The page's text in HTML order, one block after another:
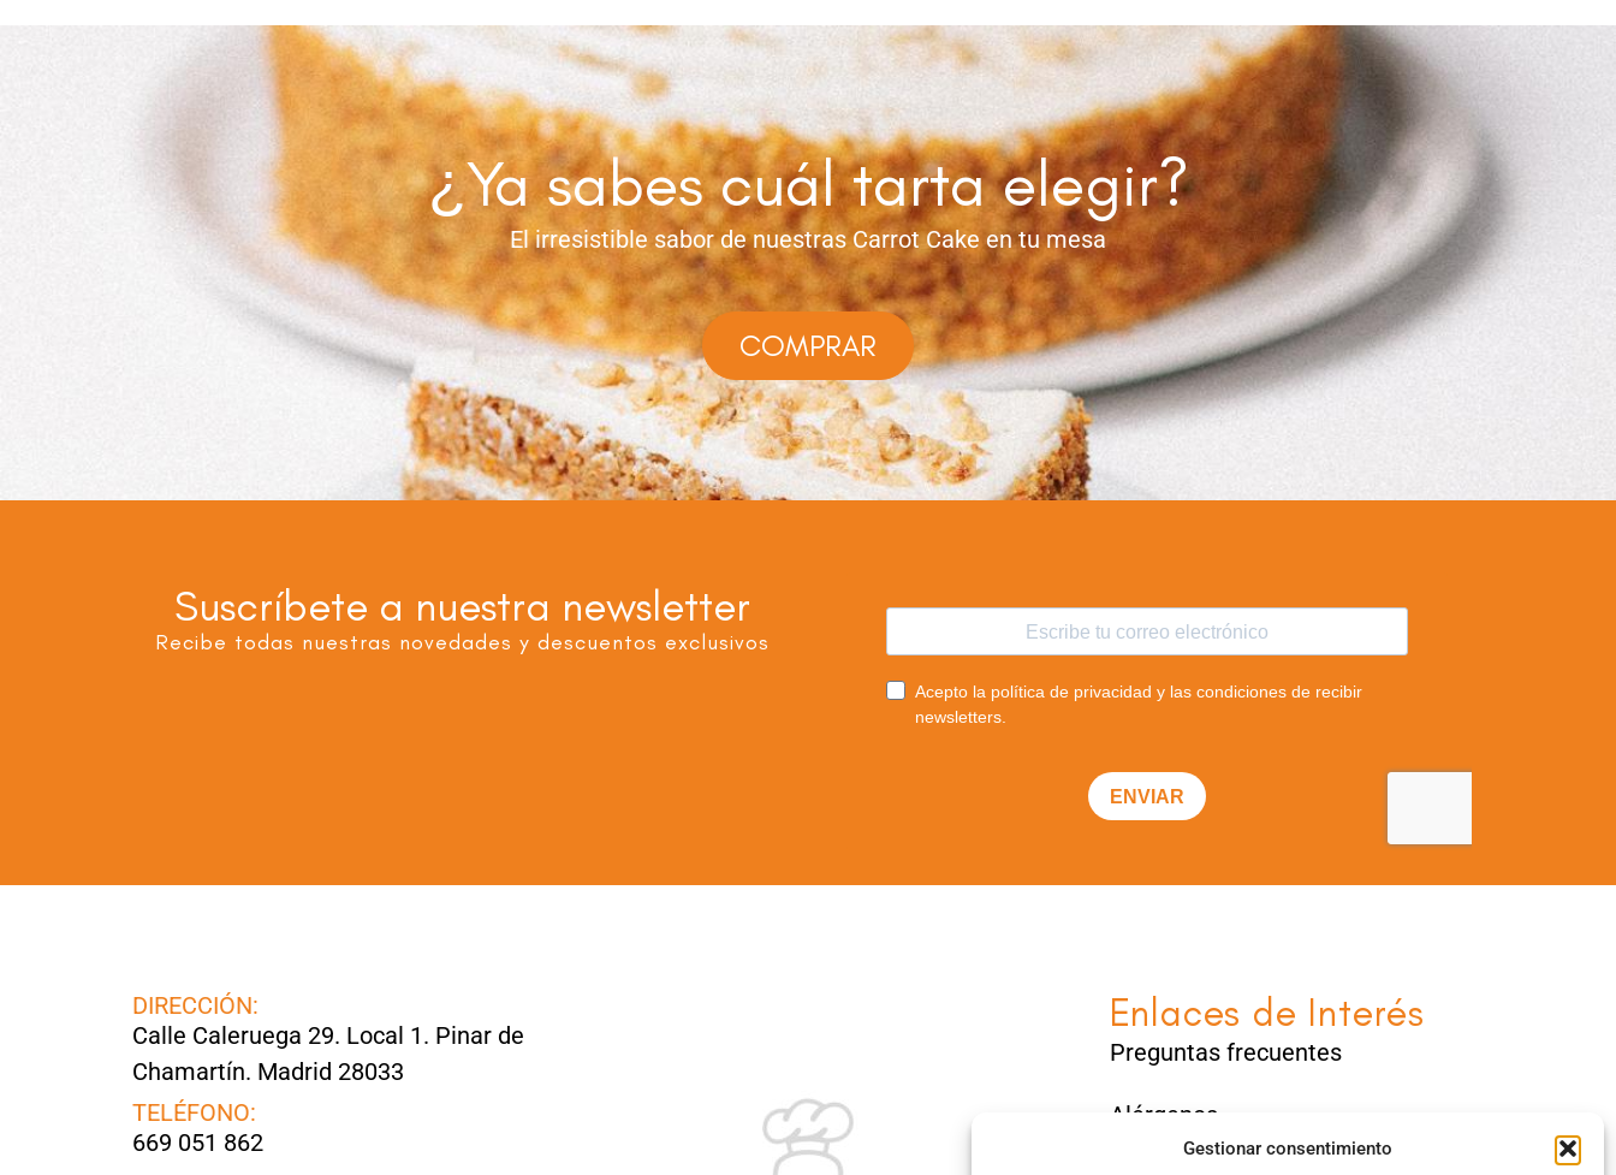
Gestionar consentimiento
¿Ya sabes cuál tarta elegir?
El irresistible sabor de nuestrasCarrot Cake en tu mesa
COMPRAR
Suscríbete a nuestra newsletter
Recibe todas nuestras novedades y descuentos exclusivos
DIRECCIÓN:
Calle Caleruega 29. Local 1. Pinar de
Chamartín. Madrid 28033
TELÉFONO:
669 051 862
Enlaces de Interés
Preguntas frecuentes
Alérgenos